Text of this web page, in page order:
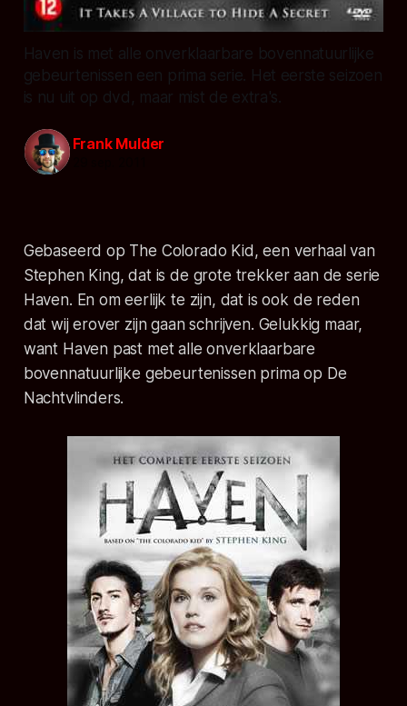
Haven is met alle onverklaarbare bovennatuurlijke
gebeurtenissen een prima serie. Het eerste seizoen
is nu uit op dvd, maar mist de extra's.
Frank Mulder
Gebaseerd op The Colorado Kid, een verhaal van
Stephen King, dat is de grote trekker aan de serie
Haven. En om eerlijk te zijn, dat is ook de reden
dat wij erover zijn gaan schrijven. Gelukkig maar,
want Haven past met alle onverklaarbare
bovennatuurlijke gebeurtenissen prima op De
Nachtvlinders.